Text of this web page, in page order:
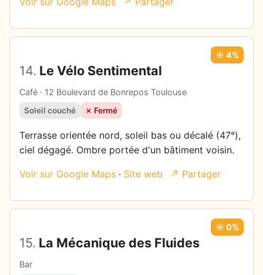
14. Le Vélo Sentimental
Café · 12 Boulevard de Bonrepos Toulouse
☀️ 4%
Soleil couché ✗ Fermé
Terrasse orientée nord, soleil bas ou décalé (47°),
ciel dégagé. Ombre portée d'un bâtiment voisin.
Voir sur Google Maps · Site web ↗ Partager
15. La Mécanique des Fluides
Bar
☀️ 0%